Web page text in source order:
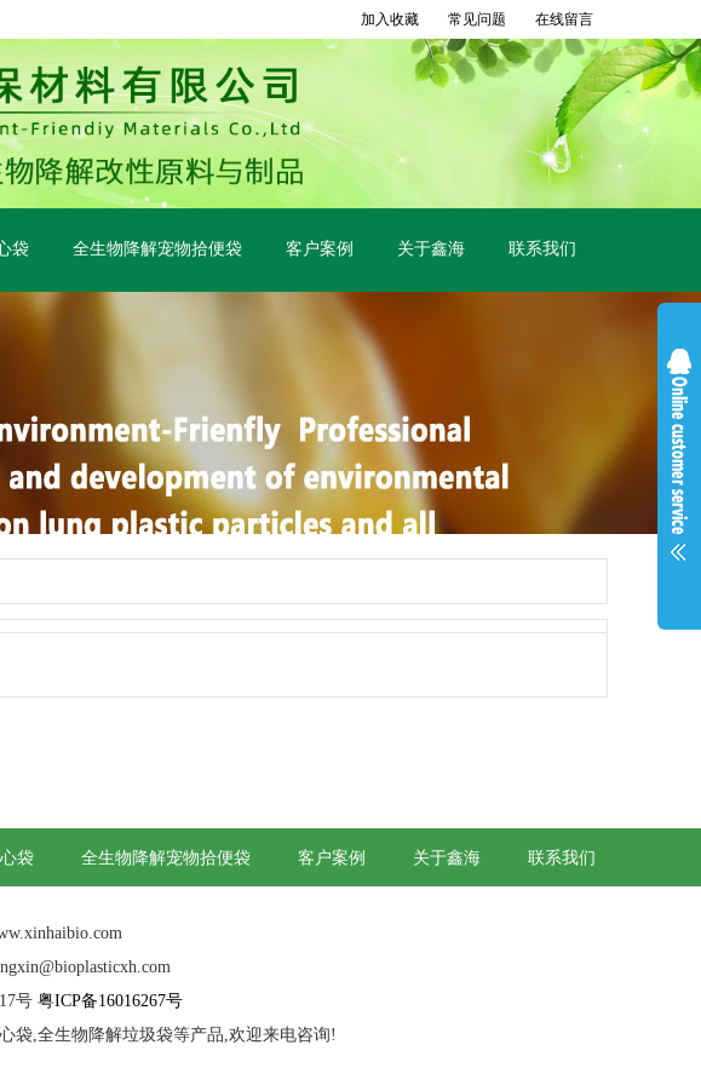
加入收藏 常见问题 在线留言
袋 全生物降解宠物拾便袋 客户案例 关于鑫海 联系我们
袋 全生物降解宠物拾便袋 客户案例 关于鑫海 联系我们
号 粤ICP备16016267号
袋,全生物降解垃圾袋等产品,欢迎来电咨询!